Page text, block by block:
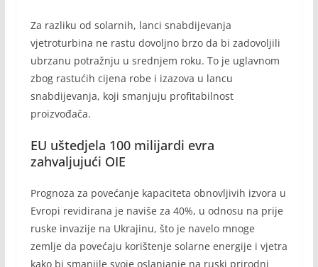
Za razliku od solarnih, lanci snabdijevanja
vjetroturbina ne rastu dovoljno brzo da bi zadovoljili
ubrzanu potražnju u srednjem roku. To je uglavnom
zbog rastućih cijena robe i izazova u lancu
snabdijevanja, koji smanjuju profitabilnost
proizvođača.
EU uštedjela 100 milijardi evra
zahvaljujući OIE
Prognoza za povećanje kapaciteta obnovljivih izvora u
Evropi revidirana je naviše za 40%, u odnosu na prije
ruske invazije na Ukrajinu, što je navelo mnoge
zemlje da povećaju korištenje solarne energije i vjetra
kako bi smanjile svoje oslanjanje na ruski prirodni